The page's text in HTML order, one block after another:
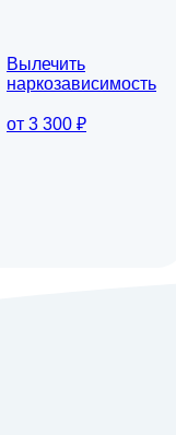
Вылечить
наркозависимость
от 3 300 ₽